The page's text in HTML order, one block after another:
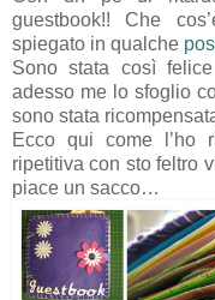
guestbook!! Che
spiegato in qualche
Sono stata così
adesso me lo sfoglio
sono stata
Ecco qui come l’ho
ripetitiva con sto feltro
piace un sacco…